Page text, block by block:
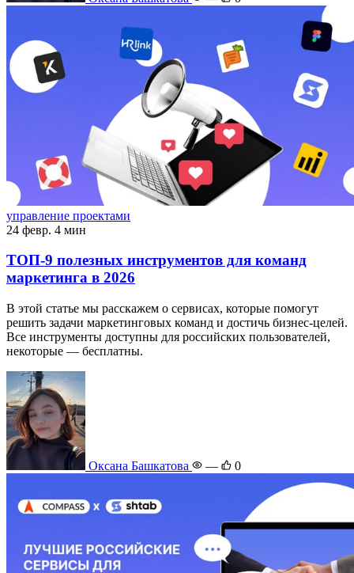
управление проектами
24 февр. 4 мин
ТОП-9 полезных инструментов для команд
маркетинга в 2026
В этой статье мы расскажем о сервисах, которые помогут
решить задачи маркетинговых команд и достичь бизнес-целей.
Все инструменты доступны для российских пользователей,
некоторые — бесплатны.
Оксана Башкатова — 0